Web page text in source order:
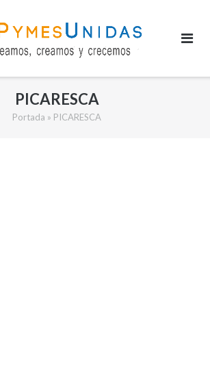
PICARESCA
Portada » PICARESCA